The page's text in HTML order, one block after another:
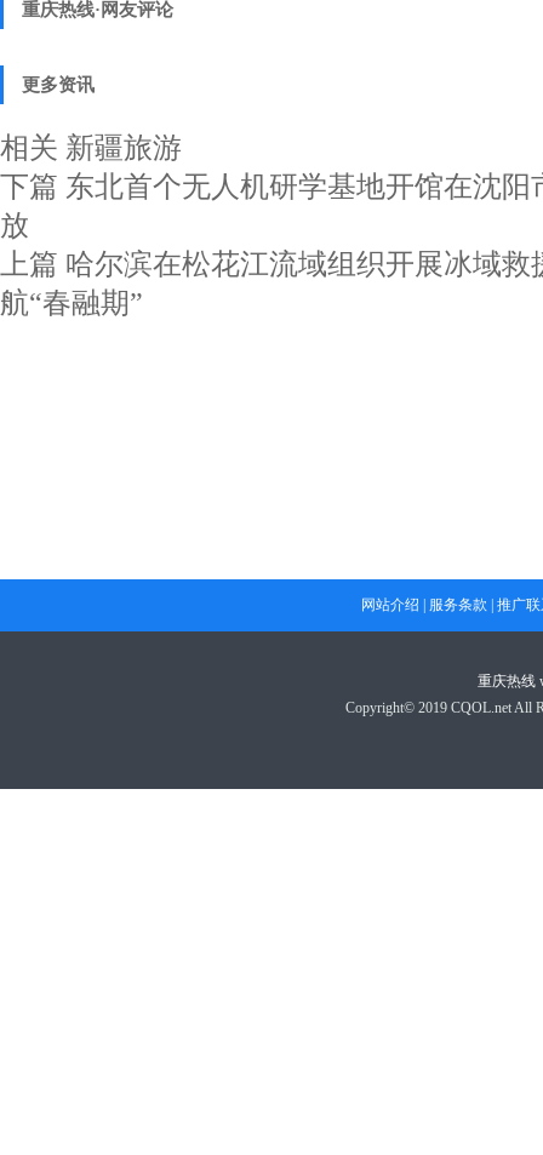
重庆热线·网友评论
更多资讯
相关 新疆旅游
下篇 东北首个无人机研学基地开馆在沈阳
放
上篇 哈尔滨在松花江流域组织开展冰域救
航“春融期”
网站介绍 服务条款 推广
重庆热线
Copyright© 2019 CQOL.net All